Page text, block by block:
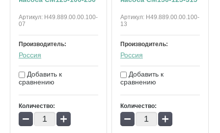
Артикул: Н49.889.00.00.100-
07
Производитель:
Россия
Добавить к
сравнению
Количество:
− +
Артикул:Н49.889.00.00.100-
13
Производитель:
Россия
Добавить к
сравнению
Количество:
− +